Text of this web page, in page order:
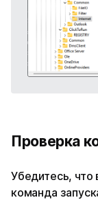
Проверка
Убедитесь, что
команда